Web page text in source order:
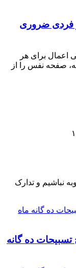
فردی ضروری
برای هر
صفحه نفس را از
نباشیم و تدارک
ده‌ گانه